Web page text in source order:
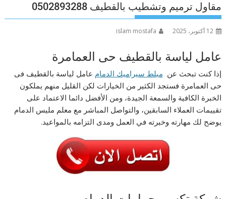
مقاول ترميم وتشطيب بالقطيف 0502893288
12 أكتوبر، 2025 islam mostafa
عامل لياسة بالقطيف حى العمامرة
إذا كنت تبحث عن مبلط سيراميك الدمام عامل لياسة بالقطيف فى
حى العمامرة فستجد الكثير من الخيارات لكن القليل منهم يملكون
الخبرة الكافية والسمعة الجيدة، ومن الأفضل دائما الاعتماد على
تقييمات العملاء السابقين، والتواصل المباشر مع معلم مليس الدمام
يوضح لك مهارته وخبرته في العمل ومدى التزامه بالمواعيد.